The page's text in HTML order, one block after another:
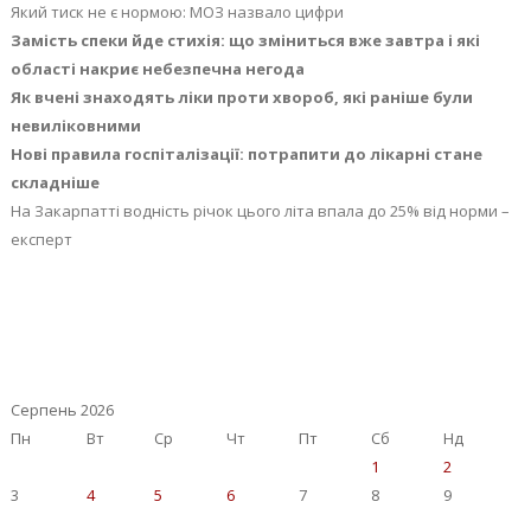
Який тиск не є нормою: МОЗ назвало цифри
Замість спеки йде стихія: що зміниться вже завтра і які
області накриє небезпечна негода
Як вчені знаходять ліки проти хвороб, які раніше були
невиліковними
Нові правила госпіталізації: потрапити до лікарні стане
складніше
На Закарпатті водність річок цього літа впала до 25% від норми –
експерт
Серпень 2026
Пн
Вт Ср Чт Пт Сб
Нд
1
2
3
4 5 6 7 8
9